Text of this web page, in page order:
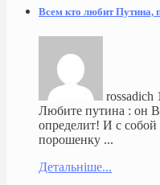
Всем кто любит Путина,
rossadich
Любите путина : он
определит! И с собой
порошенку ...
Детальніше...